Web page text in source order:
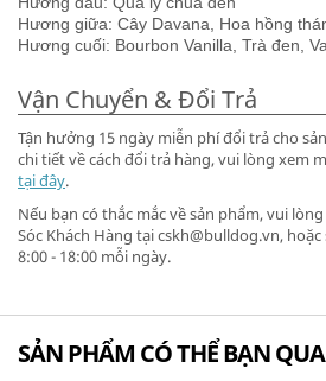
Hương giữa: Cây Davana, Hoa hồng
Hương cuối: Bourbon Vanilla, Trà đen,
Vận Chuyển & Đổi Trả
Tận hưởng 15 ngày miễn phí đổi trả cho
chi tiết về cách đổi trả hàng, vui lòng xem
tại đây.
Nếu bạn có thắc mắc về sản phẩm, vui
Sóc Khách Hàng tại cskh@bulldog.vn,
8:00 - 18:00 mỗi ngày.
SẢN PHẨM CÓ THỂ BẠN